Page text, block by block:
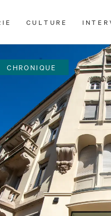
CULTURE
CHRONIQUE